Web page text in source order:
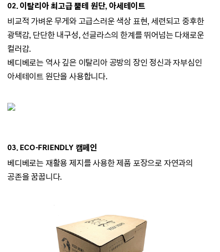
02. 이탈리아 최고급 뿔테 원단, 아세테이트
비교적 가벼운 무게와 고급스러운 색상 표현, 세련되고 중후한
광택감, 단단한 내구성, 선글라스의 한계를 뛰어넘는 다채로운
컬러감.
베디베로는 역사 깊은 이탈리아 공방의 장인 정신과 자부심인
아세테이트 원단을 사용합니다.
03. ECO-FRIENDLY 캠페인
베디베로는 재활용 제지를 사용한 제품 포장으로 자연과의
공존을 꿈꿉니다.